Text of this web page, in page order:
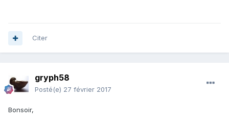
Citer
gryph58
Posté(e) 27 février 2017
Bonsoir,